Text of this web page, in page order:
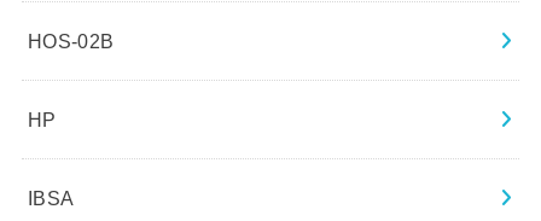
HOS-02B
HP
IBSA